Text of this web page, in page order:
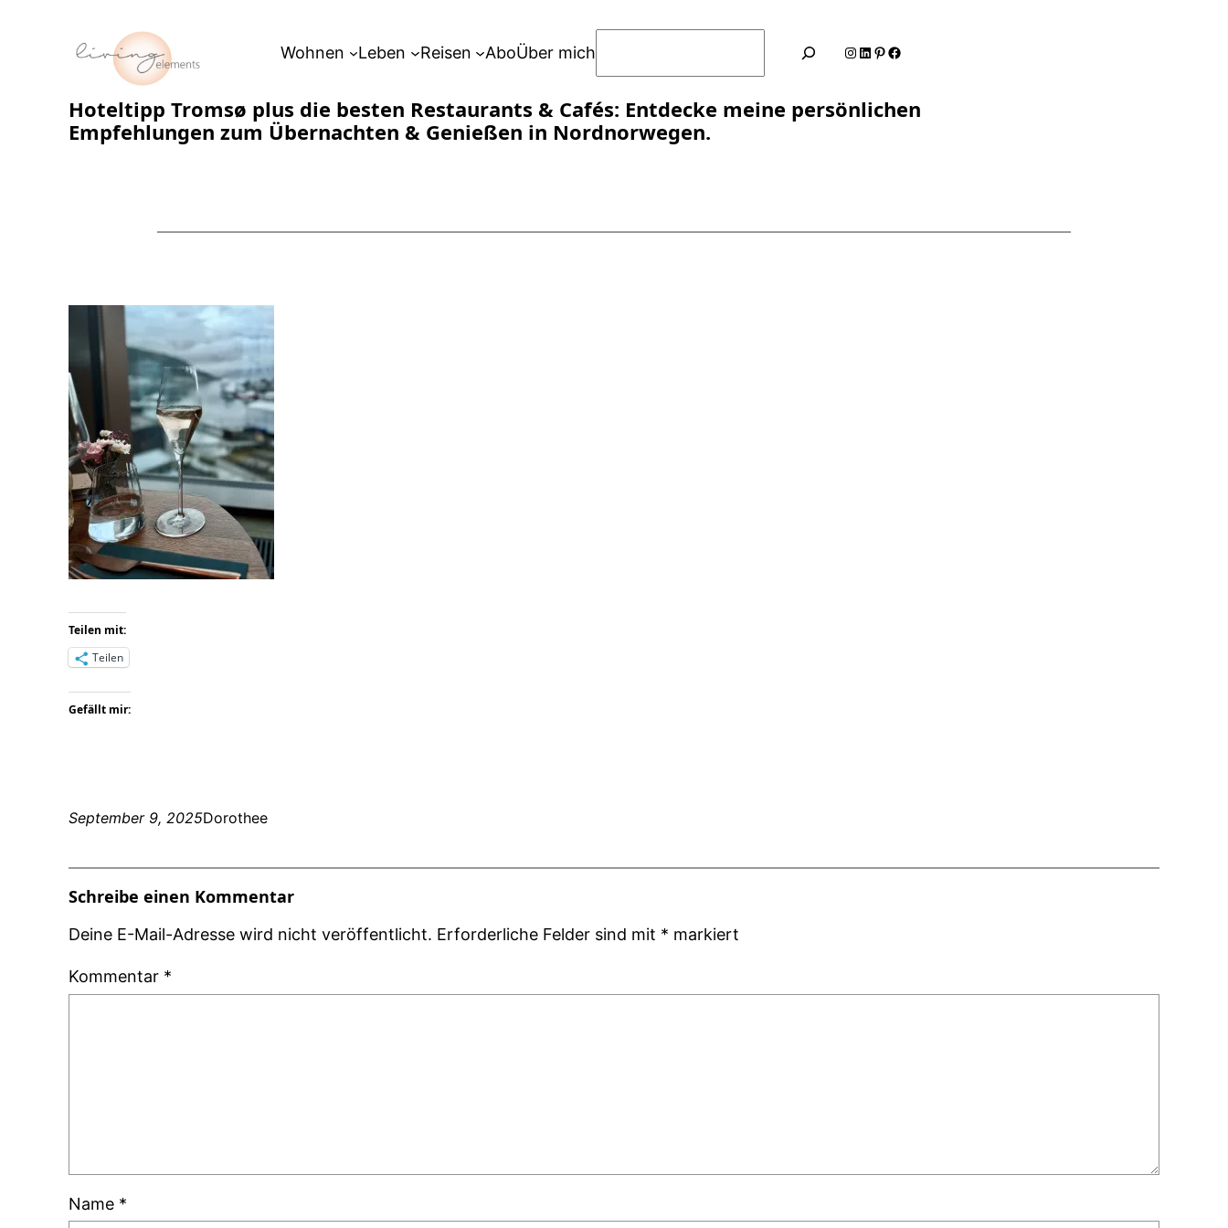
Wohnen Leben Reisen AboÜber mich
h
e
Instagram LinkedIn Pinterest Facebook
Hoteltipp Tromsø plus die besten Restaurants & Cafés: Entdecke meine persönlichen
Empfehlungen zum Übernachten & Genießen in Nordnorwegen.
Teilen mit:
Teilen
Gefällt mir:
September 9, 2025Dorothee
Schreibe einen Kommentar
Deine E-Mail-Adresse wird nicht veröffentlicht. Erforderliche Felder sind mit * markiert
Kommentar *
Name *